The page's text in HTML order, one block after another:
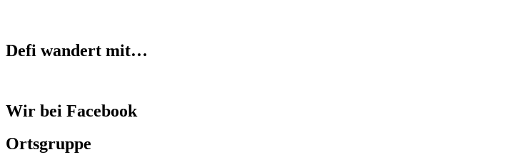
Defi wandert mit…
Wir bei Facebook
Ortsgruppe